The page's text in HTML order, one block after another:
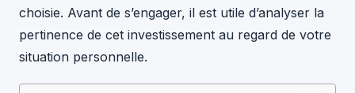
choisie. Avant de s’engager, il est utile d’analyser la
pertinence de cet investissement au regard de votre
situation personnelle.